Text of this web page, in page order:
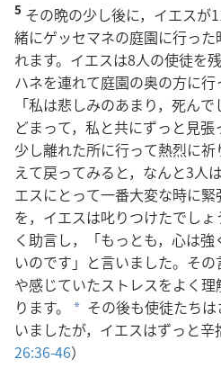
5 その晩の少し後に，イエスが
緒にゲッセマネの庭園に行っ
れます。イエスは8人の使徒を
ハネを連れて庭園の奥の方に行
「私は悲しみのあまり，死ん
どまって，私と共にずっと見張
少し離れた所に行って熱烈に
えて戻ってみると，なんと3人
エスにとって一番大変な時に
を，イエスは叱りつけたでし
く助言し，「もっとも，心は
いのです」と言いました。そ
や感じていたストレスをよく理
ります。
a その後も使徒たち
いましたが，イエスはずっと辛
26:36-46）